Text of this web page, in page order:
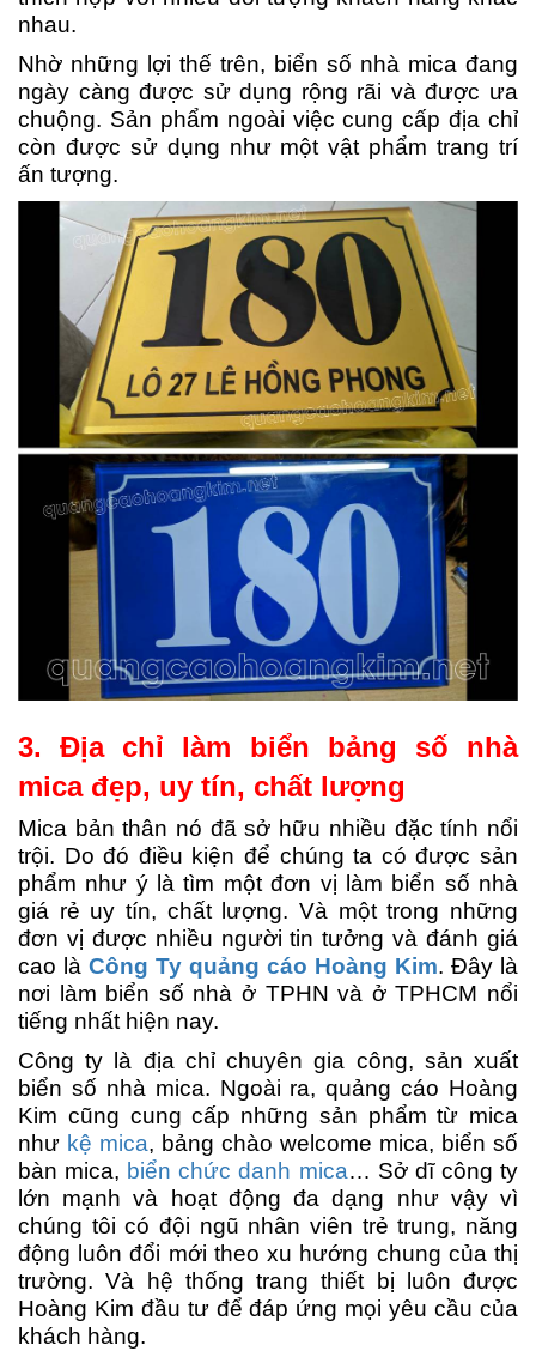
nhau.
Nhờ những lợi thế trên, biển số nhà mica đang
ngày càng được sử dụng rộng rãi và được ưa
chuộng. Sản phẩm ngoài việc cung cấp địa chỉ
còn được sử dụng như một vật phẩm trang trí
ấn tượng.
3. Địa chỉ làm biển bảng số nhà
mica đẹp, uy tín, chất lượng
Mica bản thân nó đã sở hữu nhiều đặc tính nổi
trội. Do đó điều kiện để chúng ta có được sản
phẩm như ý là tìm một đơn vị làm biển số nhà
giá rẻ uy tín, chất lượng. Và một trong những
đơn vị được nhiều người tin tưởng và đánh giá
cao là Công Ty quảng cáo Hoàng Kim. Đây là
nơi làm biển số nhà ở TPHN và ở TPHCM nổi
tiếng nhất hiện nay.
Công ty là địa chỉ chuyên gia công, sản xuất
biển số nhà mica. Ngoài ra, quảng cáo Hoàng
Kim cũng cung cấp những sản phẩm từ mica
như kệ mica, bảng chào welcome mica, biển số
bàn mica, biển chức danh mica… Sở dĩ công ty
lớn mạnh và hoạt động đa dạng như vậy vì
chúng tôi có đội ngũ nhân viên trẻ trung, năng
động luôn đổi mới theo xu hướng chung của thị
trường. Và hệ thống trang thiết bị luôn được
Hoàng Kim đầu tư để đáp ứng mọi yêu cầu của
khách hàng.